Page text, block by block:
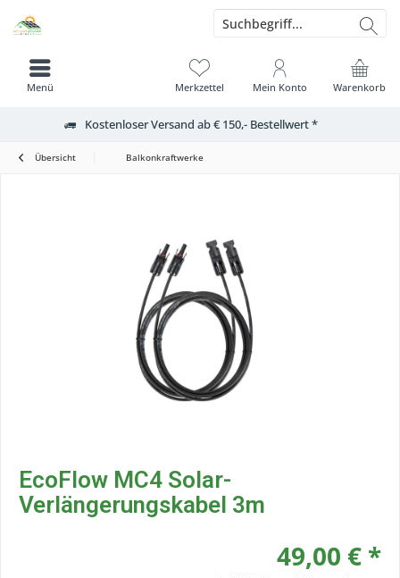
Kostenloser Versand ab € 150,- Bestellwert *
Warenkorb
Merkzettel Mein Konto
Menü
Übersicht Balkonkraftwerke
EcoFlow MC4 Solar-
Verlängerungskabel 3m
49,00 € *